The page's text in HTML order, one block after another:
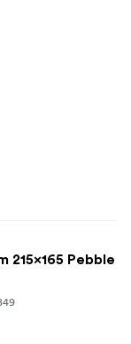
215x165 Pebble